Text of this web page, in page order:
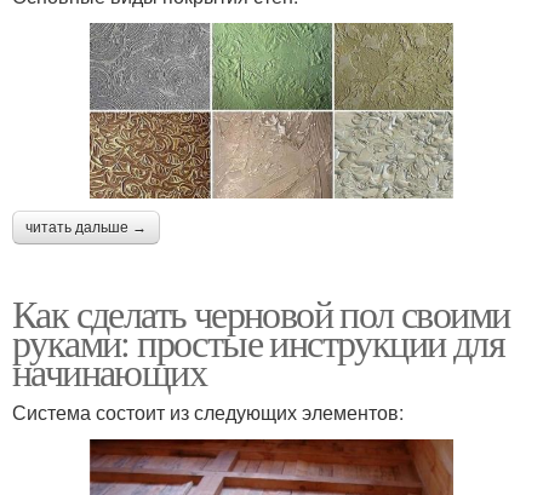
читать дальше →
Как сделать черновой пол своими
руками: простые инструкции для
начинающих
Система состоит из следующих элементов: